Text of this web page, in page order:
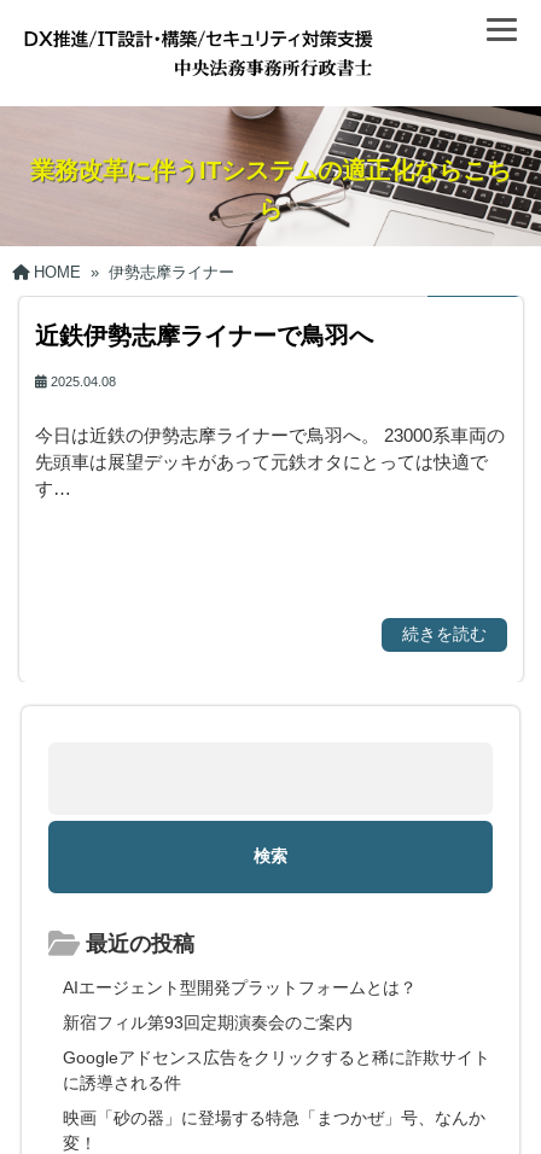
業務改革に伴うITシステムの適正化ならこち
ら
HOME » 伊勢志摩ライナー
近鉄伊勢志摩ライナーで鳥羽へ
2025.04.08
今日は近鉄の伊勢志摩ライナーで鳥羽へ。 23000系車両の
先頭車は展望デッキがあって元鉄オタにとっては快適で
す…
続きを読む
最近の投稿
AIエージェント型開発プラットフォームとは？
新宿フィル第93回定期演奏会のご案内
Googleアドセンス広告をクリックすると稀に詐欺サイト
に誘導される件
映画「砂の器」に登場する特急「まつかぜ」号、なんか
変！